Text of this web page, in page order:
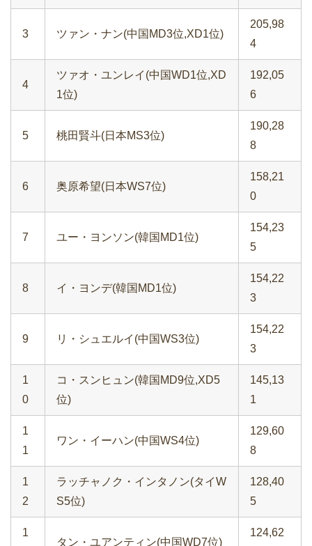
3 ツァン・ナン(中国MD3位,XD1位)
205,98
4
4
ツァオ・ユンレイ(中国WD1位,XD
1位)
192,05
6
5 桃田賢斗(日本MS3位)
190,28
8
6 奥原希望(日本WS7位)
158,21
0
7 ユー・ヨンソン(韓国MD1位)
154,23
5
8 イ・ヨンデ(韓国MD1位)
154,22
3
9 リ・シュエルイ(中国WS3位)
154,22
3
1
0
コ・スンヒュン(韓国MD9位,XD5
位)
145,13
1
1
1
ワン・イーハン(中国WS4位)
129,60
8
1
2
ラッチャノク・インタノン(タイW
S5位)
128,40
5
1
タン・ユアンティン(中国WD7位)
124,62